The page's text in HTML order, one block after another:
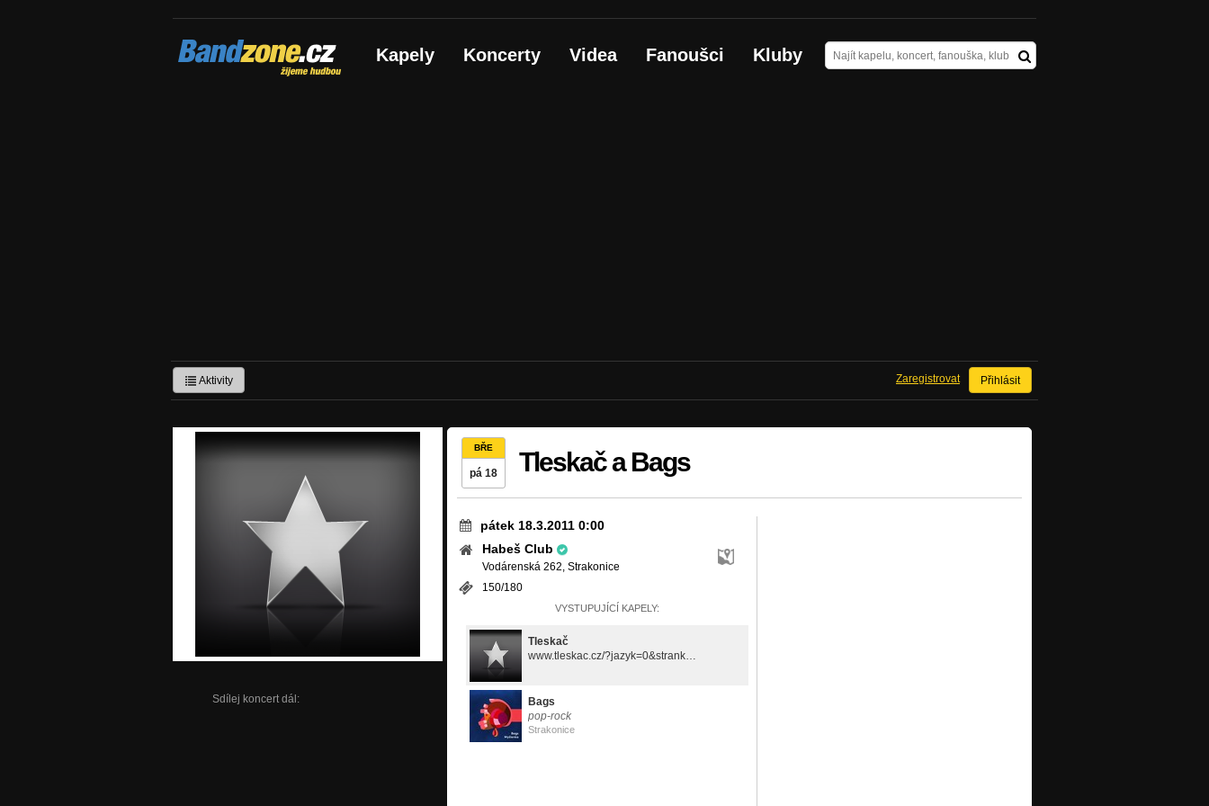
Bandzone.cz
žijeme hudbou Kapely Koncerty Videa Fanoušci Kluby
Aktivity Přihlásit
Zaregistrovat
Sdílej koncert dál:
BŘE
pá 18 Tleskač a Bags
pátek 18.3.2011 0:00
Habeš Club
Vodárenská 262, Strakonice
150/180
VYSTUPUJÍCÍ KAPELY:
Tleskač
www.tleskac.cz/?jazyk=0&stranka=6&galid=95
Bags
pop-rock
Strakonice